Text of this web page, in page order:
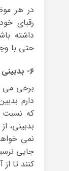
در هر
رقبای
داشته
حتی با
۶- بدبینی اطرافیان نسبت به ایده
برخی می
دارم
که نسبت
بدبینی،
نمی
جایی
کنند تا